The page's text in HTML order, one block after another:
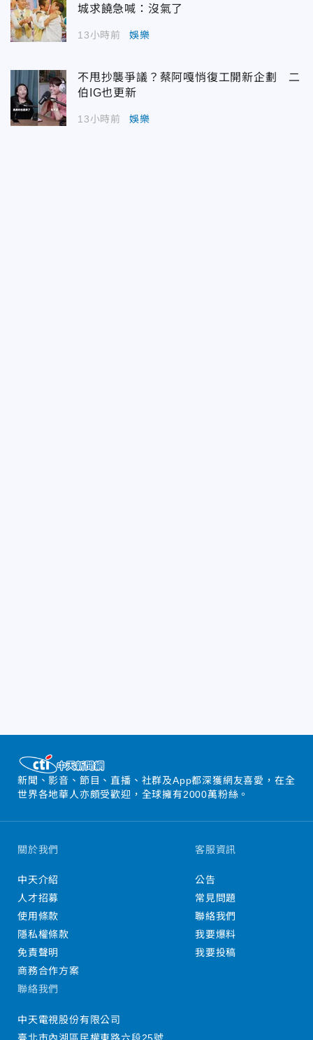
城求饒急喊：沒氣了
13小時前 娛樂
不甩抄襲爭議？蔡阿嘎悄復工開新企劃 二
伯IG也更新
13小時前 娛樂
新聞、影音、節目、直播、社群及App都深獲網友喜愛，在全
世界各地華人亦頗受歡迎，全球擁有2000萬粉絲。
關於我們
中天介紹
人才招募
使用條款
隱私權條款
免責聲明
商務合作方案
客服資訊
公告
常見問題
聯絡我們
我要爆料
我要投稿
聯絡我們
中天電視股份有限公司
臺北市內湖區民權東路六段25號